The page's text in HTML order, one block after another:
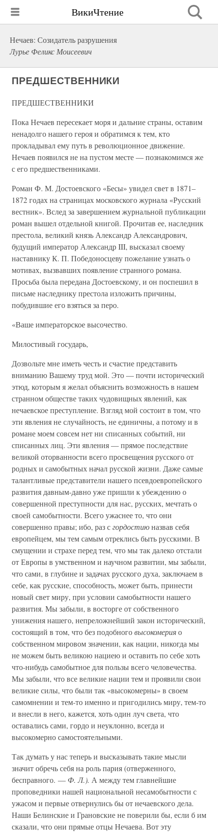
ВикиЧтение
Нечаев: Созидатель разрушения
Лурье Феликс Моисеевич
ПРЕДШЕСТВЕННИКИ
ПРЕДШЕСТВЕННИКИ
Пока Нечаев пересекает моря и дальние страны, оставим
ненадолго нашего героя и обратимся к тем, кто
прокладывал ему путь в революционное движение.
Нечаев появился не на пустом месте — познакомимся же
с его предшественниками.
Роман Ф. М. Достоевского «Бесы» увидел свет в 1871–
1872 годах на страницах московского журнала «Русский
вестник». Вслед за завершением журнальной публикации
роман вышел отдельной книгой. Прочитав ее, наследник
престола, великий князь Александр Александрович,
будущий император Александр III, высказал своему
наставнику К. П. Победоносцеву пожелание узнать о
мотивах, вызвавших появление странного романа.
Просьба была передана Достоевскому, и он поспешил в
письме наследнику престола изложить причины,
побудившие его взяться за перо.
«Ваше императорское высочество.
Милостивый государь,
Дозвольте мне иметь честь и счастие представить
вниманию Вашему труд мой. Это — почти исторический
этюд, которым я желал объяснить возможность в нашем
странном обществе таких чудовищных явлений, как
нечаевское преступление. Взгляд мой состоит в том, что
эти явления не случайность, не единичны, а потому и в
романе моем совсем нет ни списанных событий, ни
списанных лиц. Эти явления — прямое последствие
великой оторванности всего просвещения русского от
родных и самобытных начал русской жизни. Даже самые
талантливые представители нашего псевдоевропейского
развития давным-давно уже пришли к убеждению о
совершенной преступности для нас, русских, мечтать о
своей самобытности. Всего ужаснее то, что они
совершенно правы; ибо, раз сгордостиюназвав себя
европейцем, мы тем самым отреклись быть русскими. В
смущении и страхе перед тем, что мы так далеко отстали
от Европы в умственном и научном развитии, мы забыли,
что сами, в глубине и задачах русского духа, заключаем в
себе, как русские, способность, может быть, принести
новый свет миру, при условии самобытности нашего
развития. Мы забыли, в восторге от собственного
унижения нашего, непреложнейший закон исторический,
состоящий в том, что без подобноговысокомерияо
собственном мировом значении, как нации, никогда мы
не можем быть великою нациею и оставить по себе хоть
что-нибудь самобытное для пользы всего человечества.
Мы забыли, что все великие нации тем и проявили свои
великие силы, что были так «высокомерны» в своем
самомнении и тем-то именно и пригодились миру, тем-то
и внесли в него, кажется, хоть один луч света, что
оставались сами, гордо и неуклонно, всегда и
высокомерно самостоятельными.
Так думать у нас теперь и высказывать такие мысли
значит обречь себя на роль пария (отверженного,
бесправного. — Ф. Л.). А между тем главнейшие
проповедники нашей национальной несамобытности с
ужасом и первые отвернулись бы от нечаевского дела.
Наши Белинские и Грановские не поверили бы, если б им
сказали, что они прямые отцы Нечаева. Вот эту